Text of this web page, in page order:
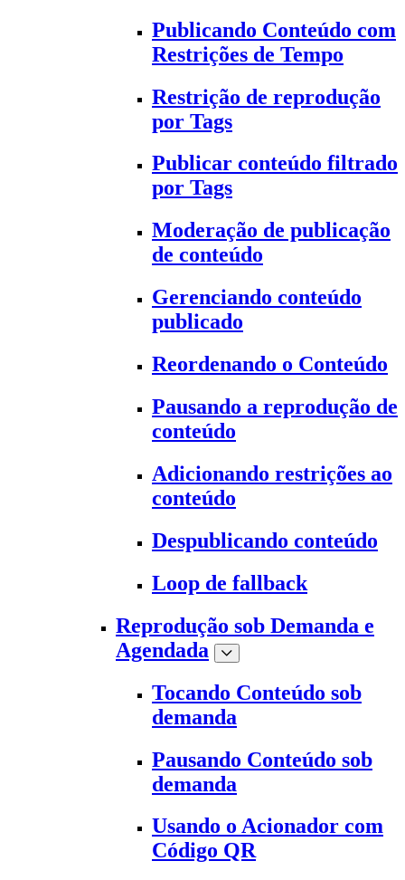
Publicando Conteúdo com
Restrições de Tempo
Restrição de reprodução
por Tags
Publicar conteúdo filtrado
por Tags
Moderação de publicação
de conteúdo
Gerenciando conteúdo
publicado
Reordenando o Conteúdo
Pausando a reprodução de
conteúdo
Adicionando restrições ao
conteúdo
Despublicando conteúdo
Loop de fallback
Reprodução sob Demanda e
Agendada
Tocando Conteúdo sob
demanda
Pausando Conteúdo sob
demanda
Usando o Acionador com
Código QR